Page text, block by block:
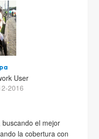
User
2016
buscando el mejor
la cobertura con